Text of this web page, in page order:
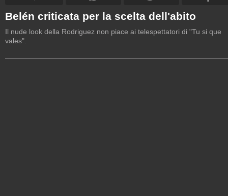
Belén criticata per la scelta dell'abito
Il nude look della Rodriguez non piace ai telespettatori di "Tu si que
vales".